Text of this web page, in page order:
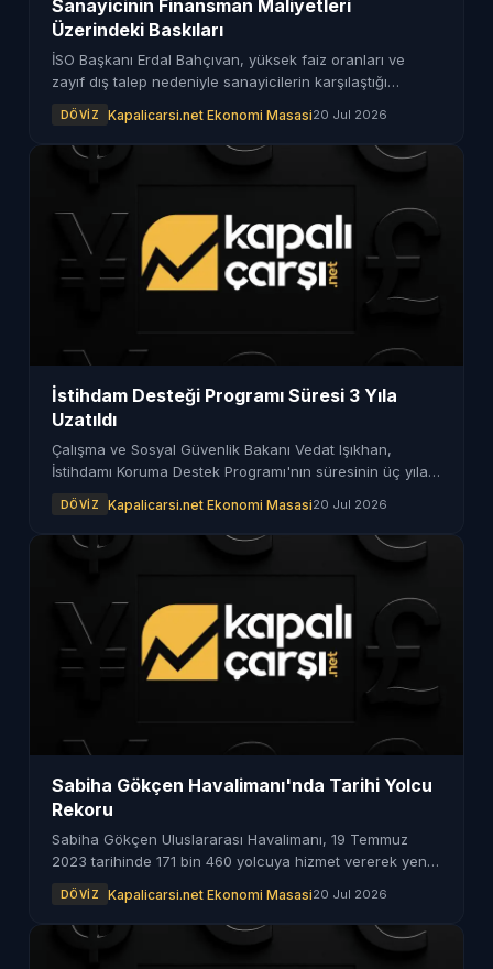
Sanayicinin Finansman Maliyetleri
Üzerindeki Baskıları
İSO Başkanı Erdal Bahçıvan, yüksek faiz oranları ve
zayıf dış talep nedeniyle sanayicilerin karşılaştığı
DÖVIZ Kapalicarsi.net Ekonomi Masasi20 Jul 2026
İstihdam Desteği Programı Süresi 3 Yıla
Uzatıldı
Çalışma ve Sosyal Güvenlik Bakanı Vedat Işıkhan,
İstihdamı Koruma Destek Programı'nın süresinin üç yıla
istihdamı korumayı hedefliyor.
DÖVIZ Kapalicarsi.net Ekonomi Masasi20 Jul 2026
Sabiha Gökçen Havalimanı'nda Tarihi Yolcu
Rekoru
Sabiha Gökçen Uluslararası Havalimanı, 19 Temmuz
2023 tarihinde 171 bin 460 yolcuya hizmet vererek yeni
DÖVIZ Kapalicarsi.net Ekonomi Masasi20 Jul 2026